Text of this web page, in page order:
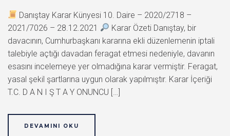
Danıştay Karar Künyesi 10. Daire – 2020/2718 –
2021/7026 – 28.12.2021
Karar Özeti Danıştay, bir
davacının, Cumhurbaşkanı kararına ekli düzenlemenin iptali
talebiyle açtığı davadan feragat etmesi nedeniyle, davanın
esasını incelemeye yer olmadığına karar vermiştir. Feragat,
yasal şekil şartlarına uygun olarak yapılmıştır. Karar İçeriği
T.C. D A N I Ş T A Y ONUNCU […]
DEVAMINI OKU